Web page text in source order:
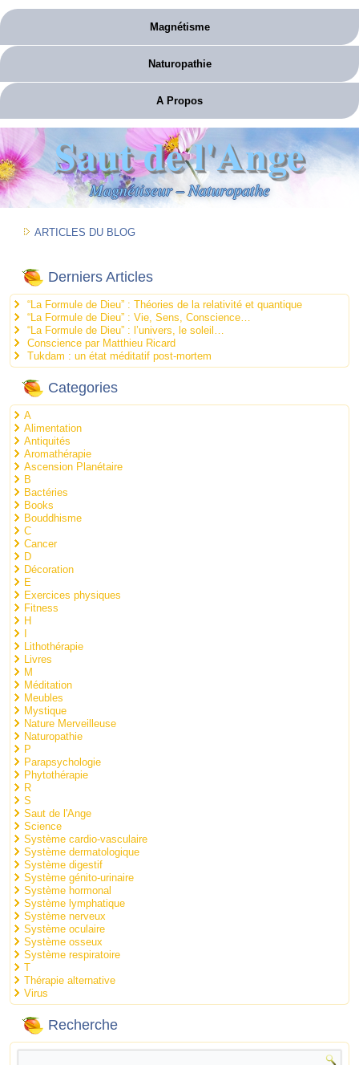
Magnétisme
Naturopathie
A Propos
Saut de l'Ange
Magnétiseur – Naturopathe
ARTICLES DU BLOG
Derniers Articles
“La Formule de Dieu” : Théories de la relativité et quantique
“La Formule de Dieu” : Vie, Sens, Conscience…
“La Formule de Dieu” : l’univers, le soleil…
Conscience par Matthieu Ricard
Tukdam : un état méditatif post-mortem
Categories
A
Alimentation
Antiquités
Aromathérapie
Ascension Planétaire
B
Bactéries
Books
Bouddhisme
C
Cancer
D
Décoration
E
Exercices physiques
Fitness
H
Lithothérapie
Livres
M
Méditation
Meubles
Mystique
Nature Merveilleuse
Naturopathie
P
Parapsychologie
Phytothérapie
R
S
Saut de l'Ange
Science
Système cardio-vasculaire
Système dermatologique
Système digestif
Système génito-urinaire
Système hormonal
Système lymphatique
Système nerveux
Système oculaire
Système osseux
Système respiratoire
T
Thérapie alternative
Virus
Recherche